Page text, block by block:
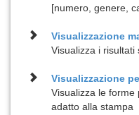
[numero, genere,
Visualizzazione
Visualizza i
Visualizzazione
Visualizza le
adatto alla stampa